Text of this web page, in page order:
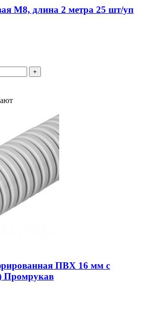
М8, длина 2 метра 25 шт/уп
ПВХ 16 мм с
Промрукав